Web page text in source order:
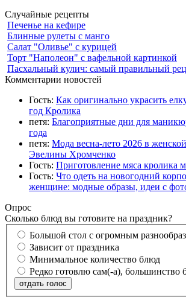
Случайные рецепты
Печенье на кефире
Блинные рулеты с манго
Салат "Оливье" с курицей
Торт "Наполеон" с вафельной картинкой
Пасхальный кулич: самый правильный
Комментарии новостей
Гость: Как оригинально украсить
год Кролика
петя: Благоприятные дни для
года
петя: Мода весна-лето 2026 в
Эвелины Хромченко
Гость: Приготовление мяса кролика
Гость: Что одеть на новогодний
женщине: модные образы, идеи с
Опрос
Сколько блюд вы готовите на праздник?
Большой стол с огромным
Зависит от праздника
Минимальное количество блюд
Редко готовлю сам(-а), большинство
отдать голос